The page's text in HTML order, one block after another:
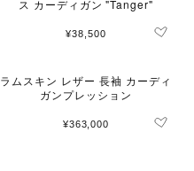
ス カーディガン "Tanger"
¥38,500
ラムスキン レザー 長袖 カーディ
ガンプレッション
¥363,000